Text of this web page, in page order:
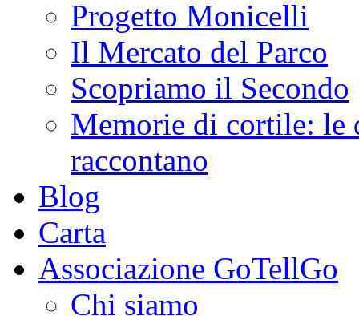
Progetto Monicelli
Il Mercato del Parco
Scopriamo il Secondo
Memorie di cortile: le
raccontano
Blog
Carta
Associazione GoTellGo
Chi siamo